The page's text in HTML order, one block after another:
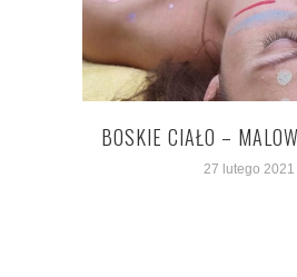
BOSKIE CIAŁO –
27 lutego 2021